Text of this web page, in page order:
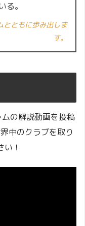
る。
とともに歩み出しま
す。
の解説動画を投稿
中のクラブを取り
！